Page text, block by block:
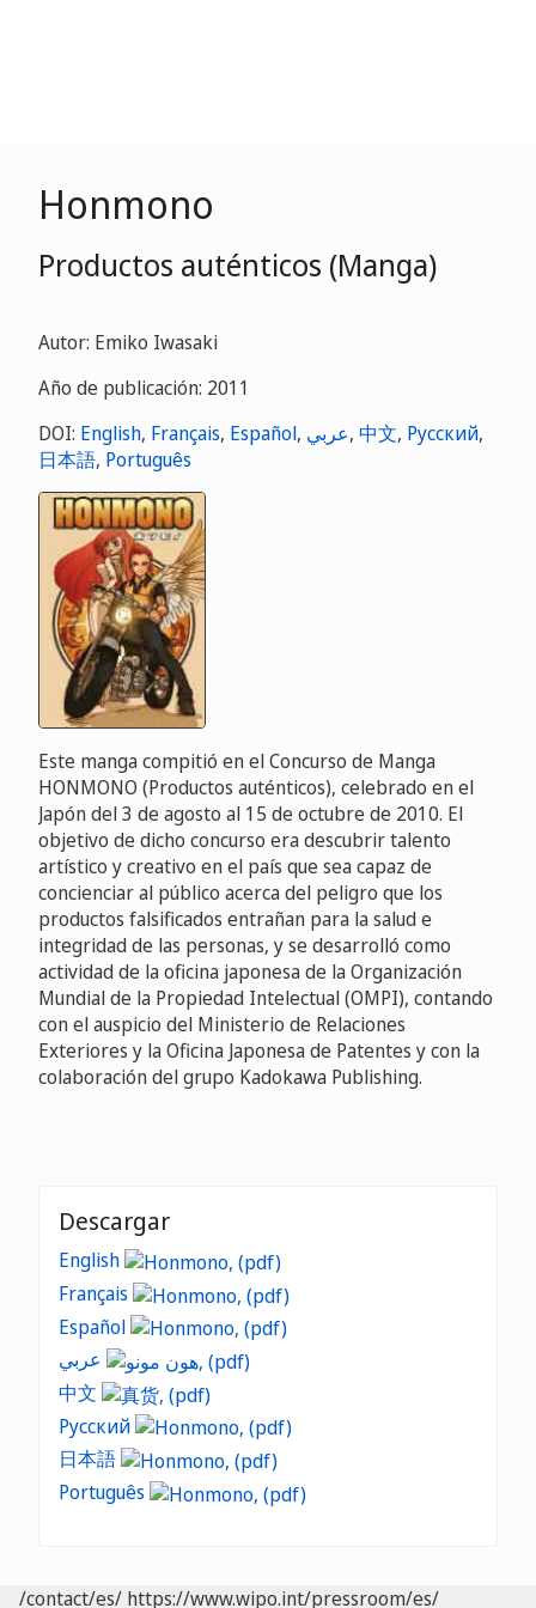
Honmono
Productos auténticos (Manga)
Autor: Emiko Iwasaki
Año de publicación: 2011
DOI: English, Français, Español, عربي, 中文, Русский,
日本語, Português
Este manga compitió en el Concurso de Manga
HONMONO (Productos auténticos), celebrado en el
Japón del 3 de agosto al 15 de octubre de 2010. El
objetivo de dicho concurso era descubrir talento
artístico y creativo en el país que sea capaz de
concienciar al público acerca del peligro que los
productos falsificados entrañan para la salud e
integridad de las personas, y se desarrolló como
actividad de la oficina japonesa de la Organización
Mundial de la Propiedad Intelectual (OMPI), contando
con el auspicio del Ministerio de Relaciones
Exteriores y la Oficina Japonesa de Patentes y con la
colaboración del grupo Kadokawa Publishing.
Descargar
English
Français
Español
中文
Русский
日本語
Português
/contact/es/ https://www.wipo.int/pressroom/es/